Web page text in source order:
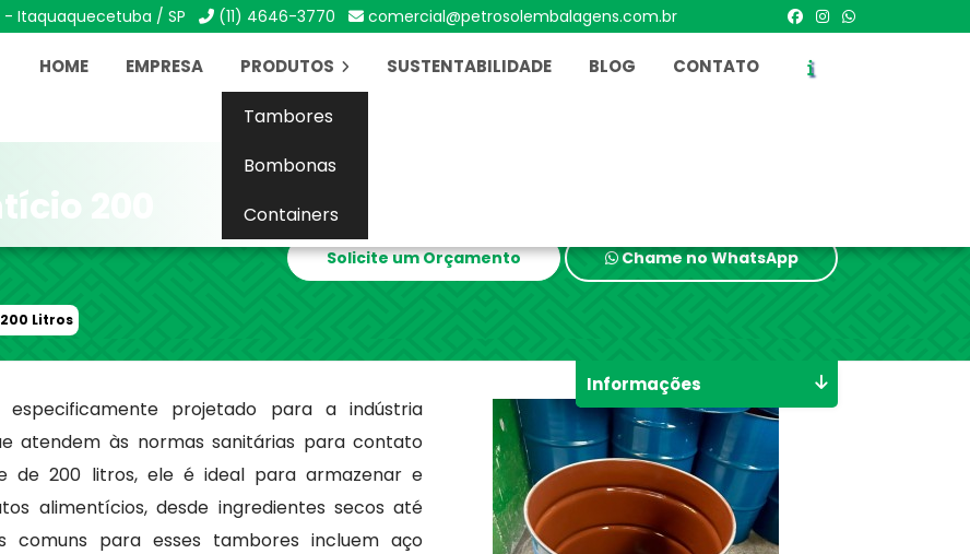
- Itaquaquecetuba / SP (11) 4646-3770 comercial@petrosolembalagens.com.br
HOME EMPRESA PRODUTOS
Tambores
Bombonas
Containers
SUSTENTABILIDADE BLOG CONTATO
200
Litros
Solicite um Orçamento Chame no WhatsApp
especificamente projetado para a indústria
atendem às normas sanitárias para contato
de 200 litros, ele é ideal para armazenar e
alimentícios, desde ingredientes secos até
comuns para esses tambores incluem aço
Informações